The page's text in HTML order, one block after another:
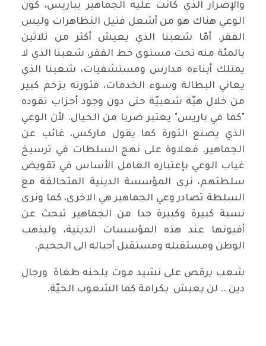
والإصرار الذي كانت عليه الجماهير بباريس، كون
الوعي هناك هو من أشعل فتيل التظاهرات وليس
الفقر. أمّا شعبنا الذي يعيش أكثر من ثلاثين
بالمئة منه تحت مستوى خط الفقر، شعبنا الذي لا
يمتلك أبناءه مدارس ومستشفيات، شعبنا الذي
يعاني البطالة وسوء الخدمات، فثورته بزخم كبير
من خلال هبّة شعبيّة حتى دون وجود أحزاب تقوده
"كما في باريس" يعتبر ضربا من الخيال. لأن الوعي
الذي يصنع الثورة كما يقول ماركس، غائب عن
الجماهير. فعلاوة على نهج السلطات في ترسيخ
غياب الوعي بإعتباره العامل الأساس في تقويض
سلطتهم، نرى المؤسسة الدينية المتحالفة مع
السلطة تصادر وعي الجماهير هي الاخرى، كما ونرى
نسبة كبيرة وكبيرة جدا من الجماهير تبحث عن
أفيونها عند هذه المؤسسات الدينية، وليذهب
الوطن ومستقبله ومستقبل أجياله الى الجحيم.
شعب يرقص على نشيد موت يلحنه طغاة ورجال
دين .. لن يعيش بكرامة كما الشعوب الحيّة.